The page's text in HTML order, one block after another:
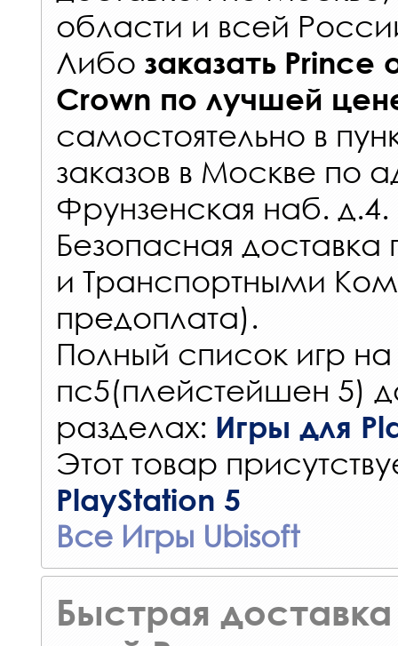
области и всей
Либо заказать Prince
Crown по лучшей
самостоятельно в
заказов в Москве по
Фрунзенская наб. д.4.
Безопасная
и Транспортными
предоплата).
Полный список игр на
пс5(плейстейшен 5)
разделах: Игры для
Этот товар
PlayStation 5
Все Игры Ubisoft
Быстрая доставка